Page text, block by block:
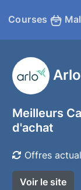
Courses
Meilleurs
d'achat
Offres
Voir le site